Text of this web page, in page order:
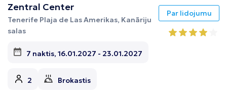
Zentral Center
Tenerife Plaja de Las Amerikas, Kanāriju
salas
7 naktis, 16.01.2027 - 23.01.2027
2 Brokastis
Par lidojumu